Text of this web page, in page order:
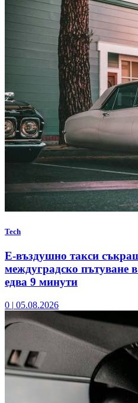
Tech
Е-въздушно такси
междуградско пътуване
едва 9 минути
0 | 05.08.2026